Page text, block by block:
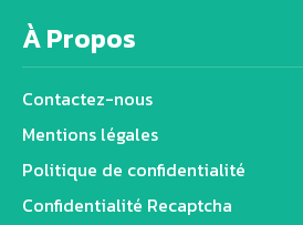
À Propos
Contactez-nous
Mentions légales
Politique de confidentialité
Confidentialité Recaptcha